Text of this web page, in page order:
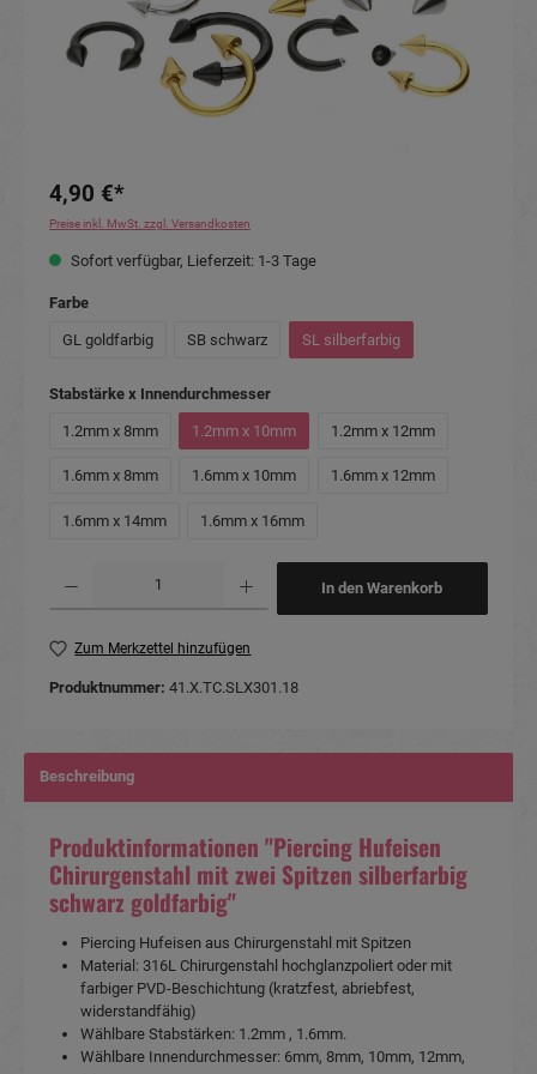
4,90 €*
Preise inkl. MwSt. zzgl. Versandkosten
Sofort verfügbar, Lieferzeit: 1-3 Tage
Farbeauswählen
GL goldfarbig SB schwarz SL silberfarbig
Stabstärke x Innendurchmesserauswählen
1.2mm x 8mm 1.2mm x 10mm 1.2mm x 12mm
1.6mm x 8mm 1.6mm x 10mm 1.6mm x 12mm
1.6mm x 14mm 1.6mm x 16mm
In den Warenkorb
Zum Merkzettel hinzufügen
Produktnummer: 41.X.TC.SLX301.18
Beschreibung
Produktinformationen "Piercing Hufeisen
Chirurgenstahl mit zwei Spitzen silberfarbig
schwarz goldfarbig"
Piercing Hufeisen aus Chirurgenstahl mit Spitzen
Material: 316L Chirurgenstahl hochglanzpoliert oder mit
farbiger PVD-Beschichtung (kratzfest, abriebfest,
widerstandfähig)
Wählbare Stabstärken: 1.2mm , 1.6mm.
Wählbare Innendurchmesser: 6mm, 8mm, 10mm, 12mm,